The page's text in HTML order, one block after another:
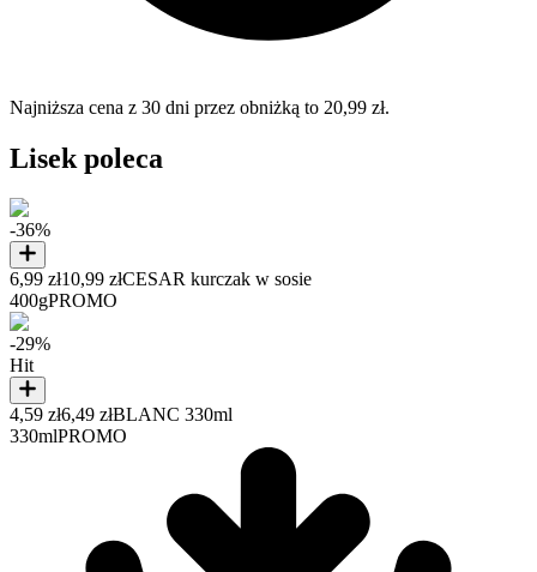
Najniższa cena z 30 dni przez obniżką to 20,99 zł.
Lisek poleca
-36%
6,99 zł10,99 złCESAR kurczak w sosie
400gPROMO
-29%
Hit
4,59 zł6,49 złBLANC 330ml
330mlPROMO